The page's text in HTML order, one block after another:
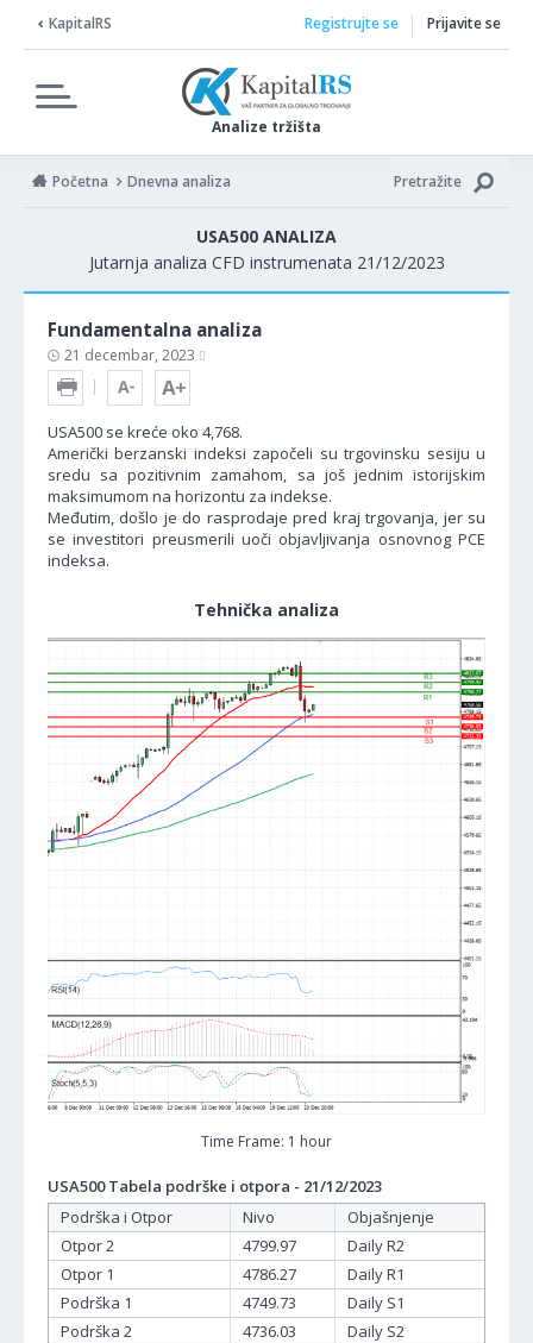
KapitalRS
Analize tržišta
Registrujte se Prijavite se
Početna Dnevna analiza Pretražite
USA500 ANALIZA
Jutarnja analiza CFD instrumenata 21/12/2023
Fundamentalna analiza
21 decembar, 2023
USA500 se kreće oko 4,768.
Američki berzanski indeksi započeli su trgovinsku sesiju u
sredu sa pozitivnim zamahom, sa još jednim istorijskim
maksimumom na horizontu za indekse.
Međutim, došlo je do rasprodaje pred kraj trgovanja, jer su
se investitori preusmerili uoči objavljivanja osnovnog PCE
indeksa.
Tehnička analiza
Time Frame: 1 hour
USA500 Tabela podrške i otpora - 21/12/2023
Podrška i Otpor
Nivo
Objašnjenje
Otpor 2
4799.97
Daily R2
Otpor 1
4786.27
Daily R1
Podrška 1
4749.73
Daily S1
Podrška 2
4736.03 Daily S2